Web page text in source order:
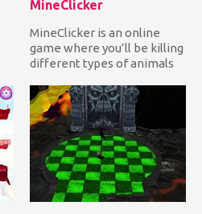
MineClicker
MineClicker is an online
game where you’ll be killing
different types of animals